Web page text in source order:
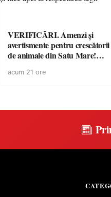
VERIFICĂRI. Amenzi și
avertismente pentru crescătorii
de animale din Satu Mare!
toate gospodăriile și face apel la
acum 21 ore